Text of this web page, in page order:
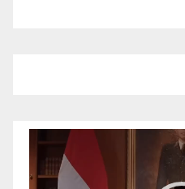
Pemutar
Video